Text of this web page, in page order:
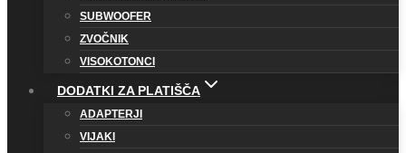
SUBWOOFER
ZVOČNIK
VISOKOTONCI
DODATKI ZA PLATIŠČA
ADAPTERJI
VIJAKI